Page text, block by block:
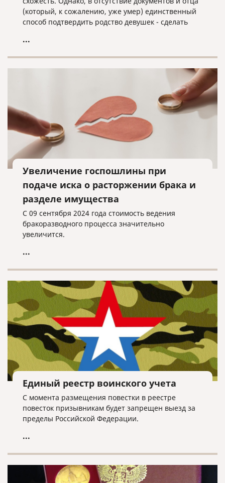
(который, к сожалению, уже умер) единственный
способ подтвердить родство девушек - сделать
неожиданным - удивились все участники
...
Увеличение госпошлины при
подаче иска о расторжении брака и
разделе имущества
С 09 сентября 2024 года стоимость ведения
бракоразводного процесса значительно
увеличится.
...
Единый реестр воинского учета
С момента размещения повестки в реестре
повесток призывникам будет запрещен выезд за
пределы Российской Федерации.
...